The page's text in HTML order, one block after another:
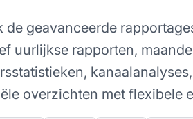
de geavanceerde
uurlijkse rapporten,
overzichten met flexibele